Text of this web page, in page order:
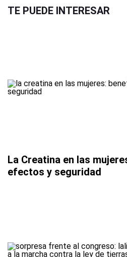
TE PUEDE INTERESAR
La Creatina en las
efectos y seguridad